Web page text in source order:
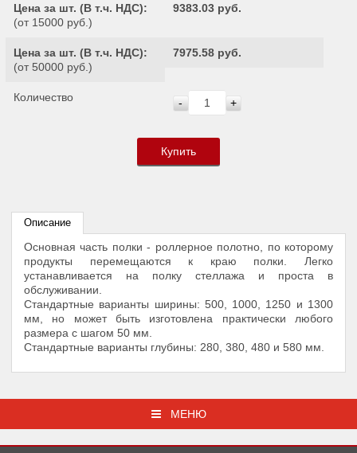
Цена за шт. (В т.ч. НДС):
(от 15000 руб.)
9383.03 руб.
Цена за шт. (В т.ч. НДС):
(от 50000 руб.)
7975.58 руб.
Количество - +
Купить
Описание
Основная часть полки - роллерное полотно, по которому
продукты перемещаются к краю полки. Легко
устанавливается на полку стеллажа и проста в
обслуживании.
Стандартные варианты ширины: 500, 1000, 1250 и 1300
мм, но может быть изготовлена практически любого
размера с шагом 50 мм.
Стандартные варианты глубины: 280, 380, 480 и 580 мм.
МЕНЮ